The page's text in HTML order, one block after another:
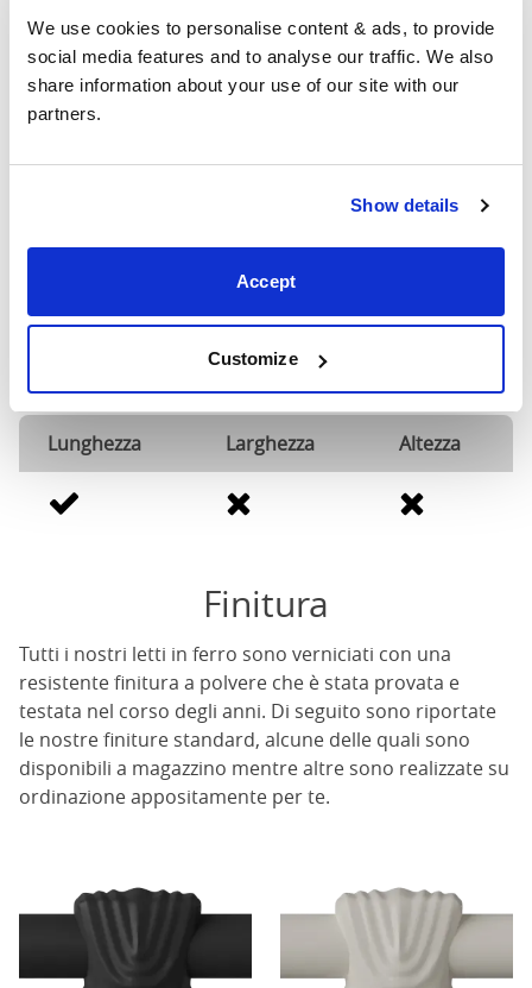
We use cookies to personalise content & ads, to provide
social media features and to analyse our traffic. We also
share information about your use of our site with our
partners.
Show details
Accept
Customize
mettersi in contatto per le dimensioni accurate dei
nostri letti.
Personalizzazioni possibili
La tua opzione non è mostrata? Possiamo
esigenze. Inviaci un'e-mail per discutere le
personalizzazioni che desideri e cercheremo di aiutarti
nel miglior modo possibile.
Per ogni personalizzazione sui nostri letti in ferro e
ottone, sarà applicato un supplemento pari al 20% del
Lunghezza Larghezza Altezza
Finitura
Tutti i nostri letti in ferro sono verniciati con una
resistente finitura a polvere che è stata provata e
testata nel corso degli anni. Di seguito sono riportate
le nostre finiture standard, alcune delle quali sono
disponibili a magazzino mentre altre sono realizzate su
ordinazione appositamente per te.